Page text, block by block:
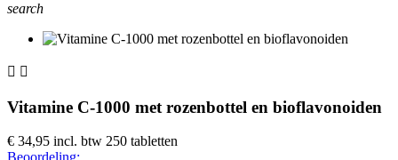
search
 
Vitamine C-1000 met rozenbottel en bioflavonoiden
€ 34,95 incl. btw 250 tabletten